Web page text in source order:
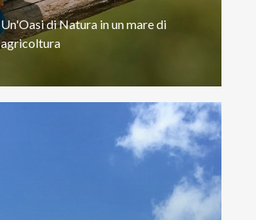
Un'OasidiNatura inunmaredi
agricoltura